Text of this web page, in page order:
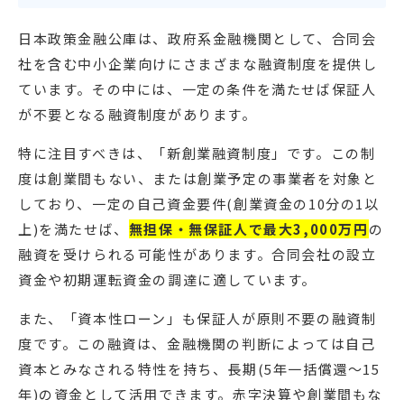
日本政策金融公庫は、政府系金融機関として、合同会
社を含む中小企業向けにさまざまな融資制度を提供し
ています。その中には、一定の条件を満たせば保証人
が不要となる融資制度があります。
特に注目すべきは、「新創業融資制度」です。この制
度は創業間もない、または創業予定の事業者を対象と
しており、一定の自己資金要件(創業資金の10分の1以
上)を満たせば、 無担保・無保証人で最大3,000万円の
融資を受けられる可能性があります。合同会社の設立
資金や初期運転資金の調達に適しています。
また、「資本性ローン」も保証人が原則不要の融資制
度です。この融資は、金融機関の判断によっては自己
資本とみなされる特性を持ち、長期(5年一括償還～15
年)の資金として活用できます。赤字決算や創業間もな